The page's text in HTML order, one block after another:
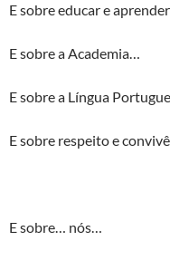
E sobre educar e
E sobre a Academia…
E sobre a Língua
E sobre respeito e
E sobre… nós…